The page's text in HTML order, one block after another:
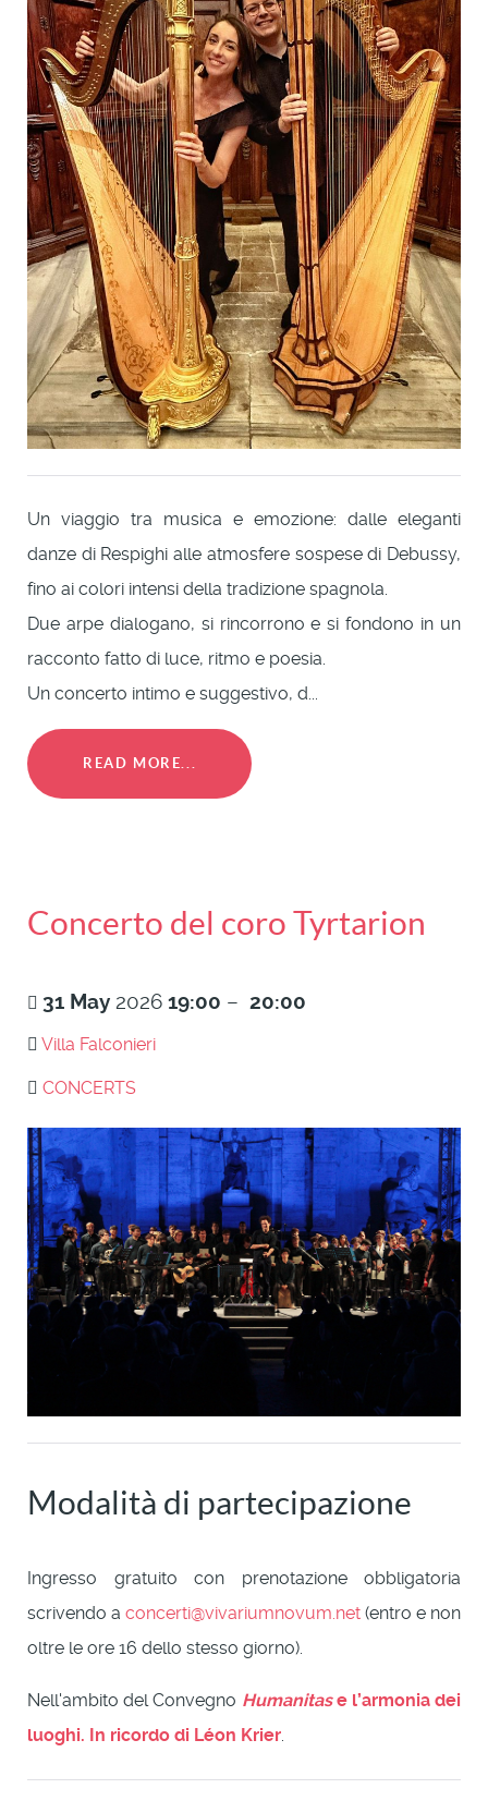
Un viaggio tra musica e emozione: dalle eleganti
danze di Respighi alle atmosfere sospese di Debussy,
fino ai colori intensi della tradizione spagnola.
Due arpe dialogano, si rincorrono e si fondono in un
racconto fatto di luce, ritmo e poesia.
Un concerto intimo e suggestivo, d...
READ MORE...
Concerto del coro Tyrtarion
31 May 2026 19:00 – 20:00
Villa Falconieri
CONCERTS
Modalità di partecipazione
Ingresso gratuito con prenotazione obbligatoria
scrivendo a concerti@vivariumnovum.net (entro e non
oltre le ore 16 dello stesso giorno).
Nell'ambito del Convegno Humanitas e l’armonia dei
luoghi. In ricordo di Léon Krier.